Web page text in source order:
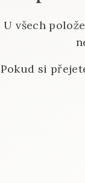
U všech
Pokud si